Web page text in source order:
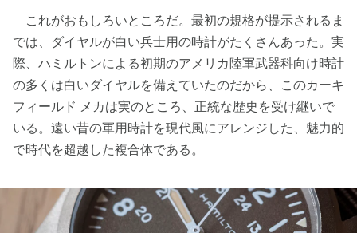
これがおもしろいところだ。最初の規格が提示されるま
では、ダイヤルが白い兵士用の時計がたくさんあった。実
際、ハミルトンによる初期のアメリカ陸軍武器科向け時計
の多くは白いダイヤルを備えていたのだから、このカーキ
フィールド メカは実のところ、正統な歴史を受け継いで
いる。遠い昔の軍用時計を現代風にアレンジした、魅力的
で時代を超越した複合体である。